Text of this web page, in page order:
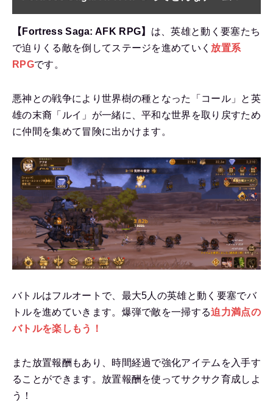
【Fortress Saga: AFK RPG】 は、英雄と動く要塞たち
で迫りくる敵を倒してステージを進めていく 放置系
RPGです。
悪神との戦争により世界樹の種となった「コール」と英
雄の末裔「ルイ」が一緒に、平和な世界を取り戻すため
に仲間を集めて冒険に出かけます。
バトルはフルオートで、最大5人の英雄と動く要塞でバ
トルを進めていきます。爆弾で敵を一掃する迫力満点の
バトルを楽しもう！
また放置報酬もあり、時間経過で強化アイテムを入手す
ることができます。放置報酬を使ってサクサク育成しよ
う！